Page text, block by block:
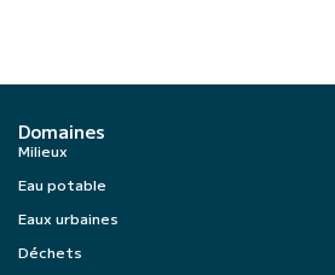
Domaines
Milieux
Eau potable
Eaux urbaines
Déchets